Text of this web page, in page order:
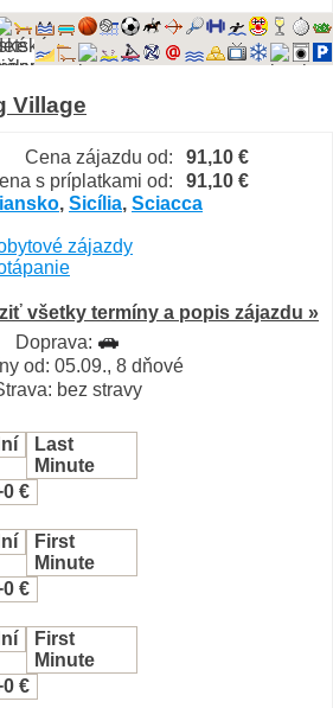
Village
Cena zájazdu od:
91,10 €
s príplatkami od:
91,10 €
, Sicília, Sciacca
zájazdy
všetky termíny a popis zájazdu »
Doprava:
od: 05.09., 8 dňové
bez stravy
Last
Minute
€
First
Minute
€
First
Minute
€